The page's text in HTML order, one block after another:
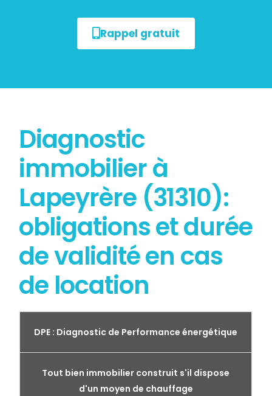
Rappel gratuit
Diagnostic
immobilier à
Lapeyrère (31310):
obligations et durée
de validité en cas
de location
DPE : Diagnostic de Performance énergétique
Tout bien immobilier construit s'il dispose
d'un moyen de chauffage